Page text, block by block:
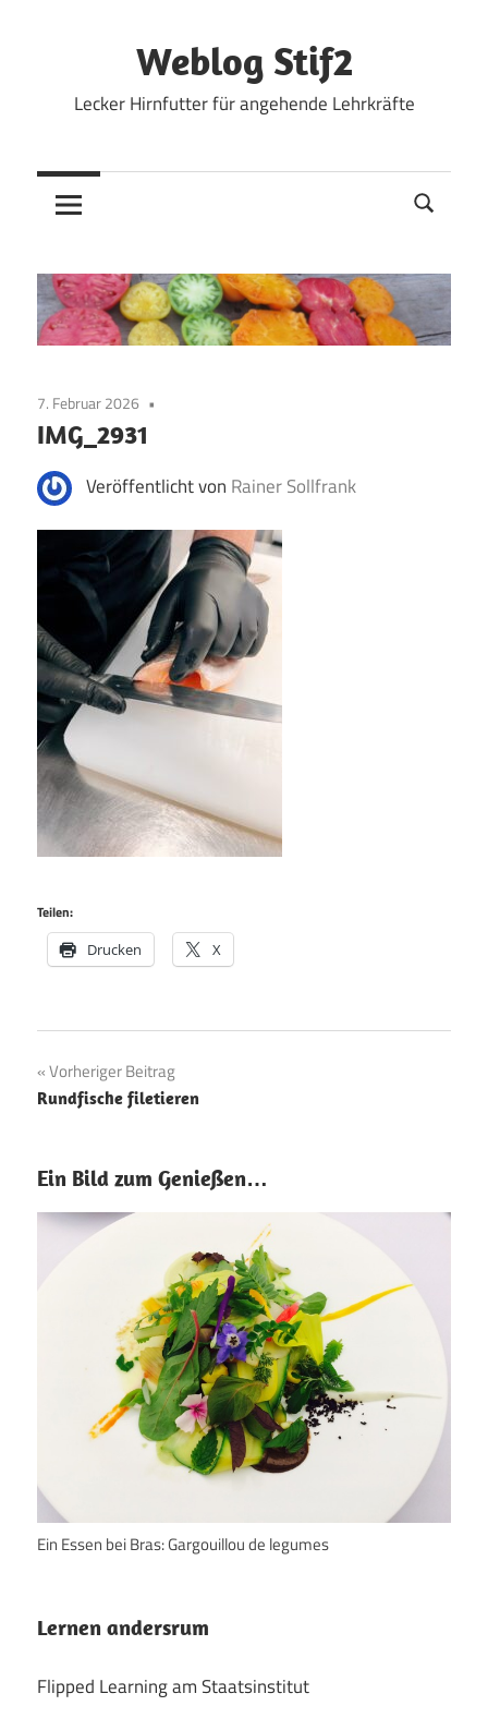
Weblog Stif2
Lecker Hirnfutter für angehende Lehrkräfte
7. Februar 2026
IMG_2931
Veröffentlicht von Rainer Sollfrank
Teilen:
Drucken X
Beitragsnavigation
Vorheriger Beitrag
Rundfische filetieren
Ein Bild zum Genießen…
Ein Essen bei Bras: Gargouillou de legumes
Lernen andersrum
Flipped Learning am Staatsinstitut